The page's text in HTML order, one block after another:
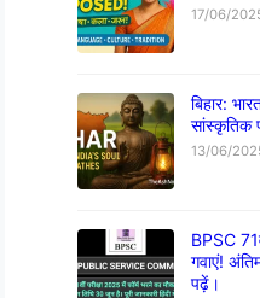
17/06/
बिहार:
सांस्कृतिक
13/06/
BPSC
गवाएं!
पढ़ें।